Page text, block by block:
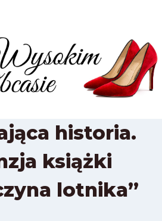
historia.
książki
lotnika”